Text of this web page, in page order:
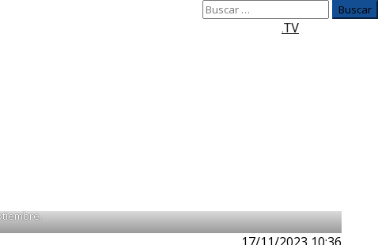
Buscar:
.TV
positivas registradas desde abril del 2021, indicó el BCR.